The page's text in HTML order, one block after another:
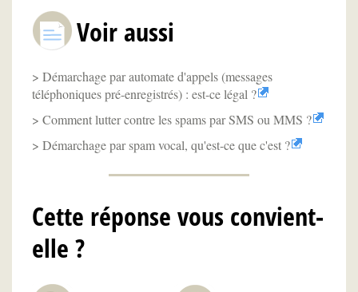
Voir aussi
Démarchage par automate d'appels (messages
téléphoniques pré-enregistrés) : est-ce légal ?
Comment lutter contre les spams par SMS ou MMS ?
Démarchage par spam vocal, qu'est-ce que c'est ?
Cette réponse vous convient-
elle ?